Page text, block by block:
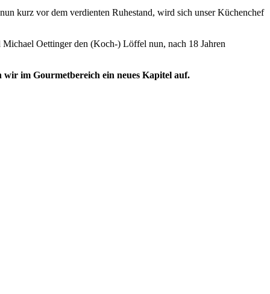
kurz vor dem verdienten Ruhestand, wird sich unser Küchenchef
Oettinger den (Koch-) Löffel nun, nach 18 Jahren
im Gourmetbereich ein neues Kapitel auf.